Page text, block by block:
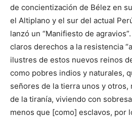
de concientización de Bélez en
el Altiplano y el sur del actual
lanzó un “Manifiesto de
claros derechos a la resistencia
ilustres de estos nuevos reinos
como pobres indios y naturales,
señores de la tierra unos y otros,
de la tiranía, viviendo con
menos que [como] esclavos, por